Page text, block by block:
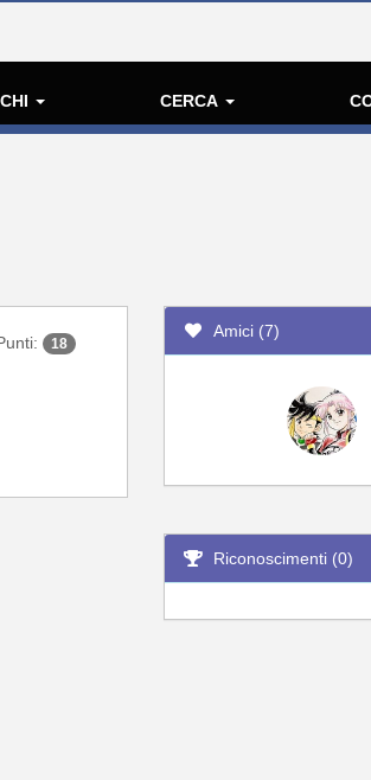
CERCA
18
Amici (7)
Riconoscimenti (0)